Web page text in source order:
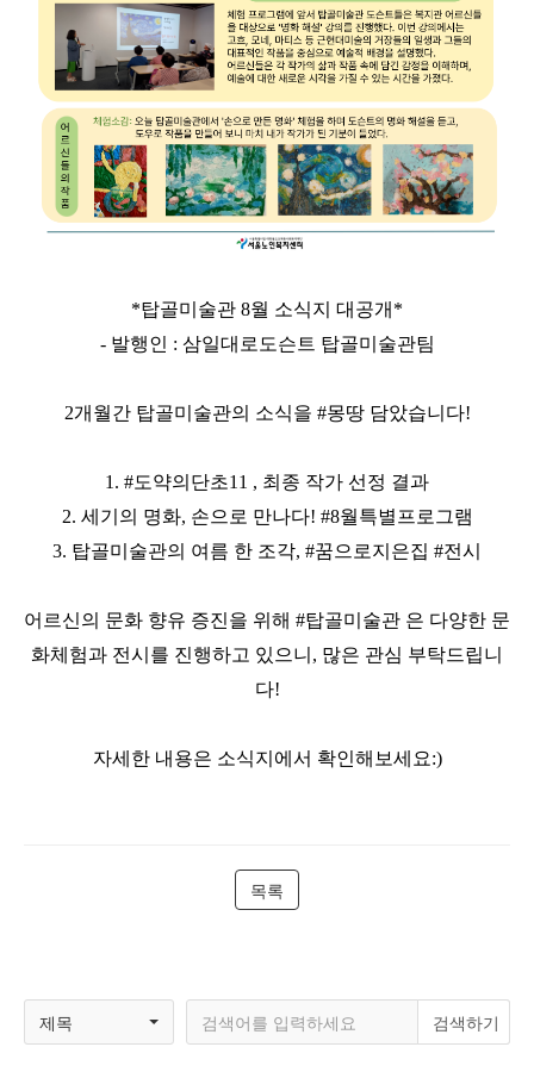
*탑골미술관 8월 소식지 대공개*
- 발행인 : 삼일대로도슨트 탑골미술관팀
2개월간 탑골미술관의 소식을 #몽땅담았습니다!
1. #도약의단초11 , 최종 작가 선정 결과
2. 세기의 명화, 손으로 만나다! #8월특별프로그램
3. 탑골미술관의 여름 한 조각, #꿈으로지은집 #전시
어르신의 문화 향유 증진을 위해 #탑골미술관 은 다양한 문
화체험과 전시를 진행하고 있으니, 많은 관심 부탁드립니
다!
자세한 내용은 소식지에서 확인해보세요:)
목록
제목